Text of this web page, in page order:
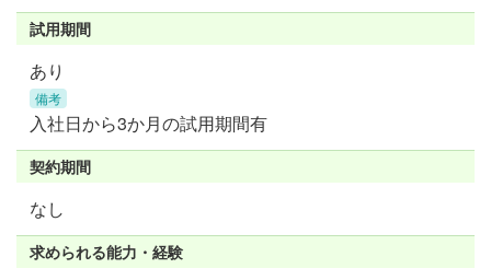
試用期間
あり
備考
入社日から3か月の試用期間有
契約期間
なし
求められる能力・経験